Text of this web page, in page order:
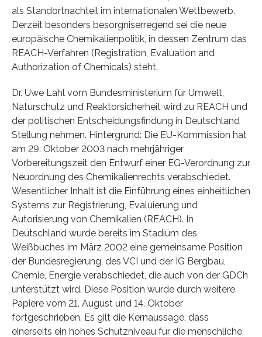
als Standortnachteil im internationalen Wettbewerb.
Derzeit besonders besorgniserregend sei die neue
europäische Chemikalienpolitik, in dessen Zentrum das
REACH-Verfahren (Registration, Evaluation and
Authorization of Chemicals) steht.
Dr. Uwe Lahl vom Bundesministerium für Umwelt,
Naturschutz und Reaktorsicherheit wird zu REACH und
der politischen Entscheidungsfindung in Deutschland
Stellung nehmen. Hintergrund: Die EU-Kommission hat
am 29. Oktober 2003 nach mehrjähriger
Vorbereitungszeit den Entwurf einer EG-Verordnung zur
Neuordnung des Chemikalienrechts verabschiedet.
Wesentlicher Inhalt ist die Einführung eines einheitlichen
Systems zur Registrierung, Evaluierung und
Autorisierung von Chemikalien (REACH). In
Deutschland wurde bereits im Stadium des
Weißbuches im März 2002 eine gemeinsame Position
der Bundesregierung, des VCI und der IG Bergbau,
Chemie, Energie verabschiedet, die auch von der GDCh
unterstützt wird. Diese Position wurde durch weitere
Papiere vom 21. August und 14. Oktober
fortgeschrieben. Es gilt die Kernaussage, dass
einerseits ein hohes Schutzniveau für die menschliche